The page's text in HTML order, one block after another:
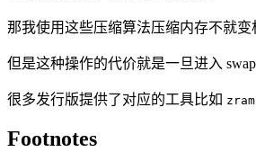
那我使用这些压缩算法压缩内存不就变
但是这种操作的代价就是一旦进入
很多发行版提供了对应的工具比如
Footnotes